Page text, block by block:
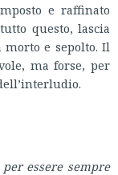
e raffinato
questo, lascia
e sepolto. Il
ma forse, per
essere sempre